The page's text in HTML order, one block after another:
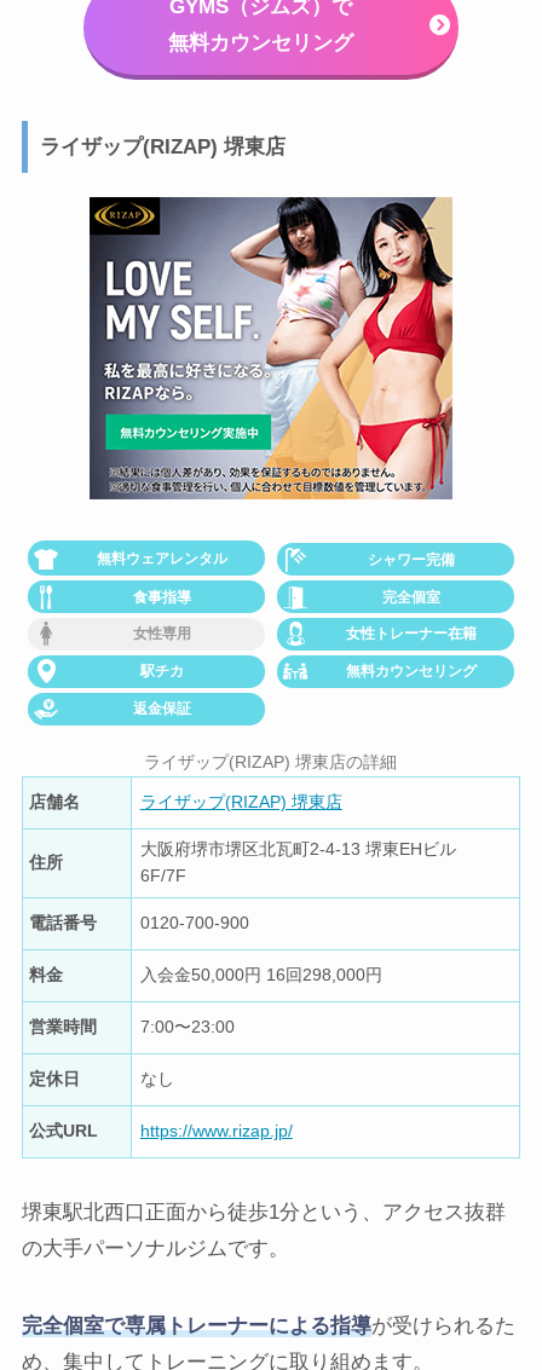
GYMS（ジムズ）で
無料カウンセリング
ライザップ(RIZAP) 堺東店
無料ウェアレンタル シャワー完備
食事指導 完全個室
女性専用 女性トレーナー在籍
駅チカ 無料カウンセリング
返金保証
ライザップ(RIZAP) 堺東店の詳細
店舗名 ライザップ(RIZAP) 堺東店
住所
大阪府堺市堺区北瓦町2-4-13 堺東EHビル
6F/7F
電話番号 0120-700-900
料金 入会金50,000円 16回298,000円
営業時間 7:00〜23:00
定休日 なし
公式URL https://www.rizap.jp/
堺東駅北西口正面から徒歩1分という、アクセス抜群
の大手パーソナルジムです。
完全個室で専属トレーナーによる指導が受けられるた
め、集中してトレーニングに取り組めます。